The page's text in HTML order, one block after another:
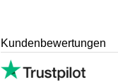
Kundenbewertungen